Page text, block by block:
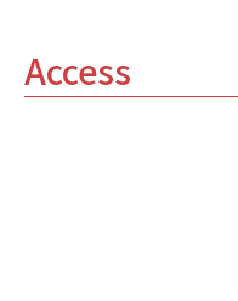
Access